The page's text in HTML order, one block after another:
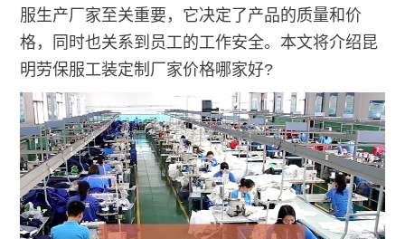
服生产厂家至关重要，它决定了产品的质量和价
格，同时也关系到员工的工作安全。本文将介绍昆
明劳保服工装定制厂家价格哪家好?